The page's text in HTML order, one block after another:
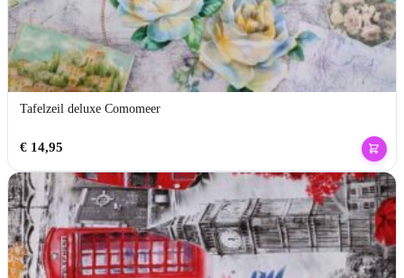
Tafelzeil deluxe Comomeer
€14,95